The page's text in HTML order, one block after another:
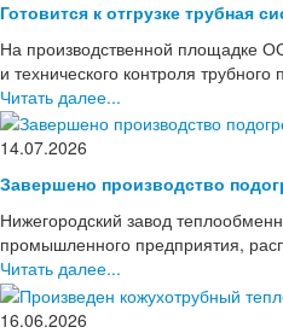
Готовится к отгрузке трубная
На производственной площадке
и технического контроля
Читать далее...
14.07.2026
Завершено производство
Нижегородский завод
промышленного предприятия,
Читать далее...
16.06.2026